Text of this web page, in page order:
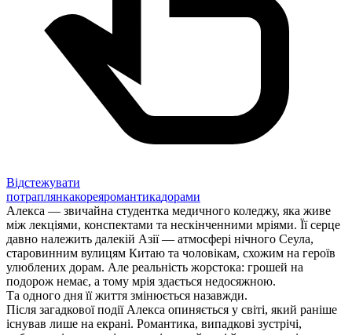
Відстежувати
потраплянкакореяромантикадорами
Алекса — звичайна студентка медичного коледжу, яка живе
між лекціями, конспектами та нескінченними мріями. Її серце
давно належить далекій Азії — атмосфері нічного Сеула,
старовинним вулицям Китаю та чоловікам, схожим на героїв
улюблених дорам. Але реальність жорстока: грошей на
подорож немає, а тому мрія здається недосяжною.
Та одного дня її життя змінюється назавжди.
Після загадкової події Алекса опиняється у світі, який раніше
існував лише на екрані. Романтика, випадкові зустрічі,